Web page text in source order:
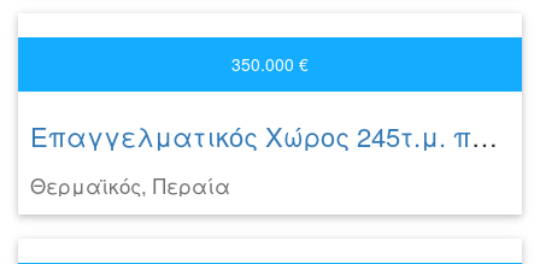
350.000 €
Επαγγελματικός Χώρος 245τ.μ. προς πώληση
Θερμαϊκός, Περαία